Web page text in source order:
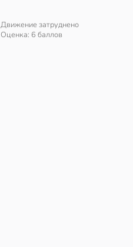
Движение затруднено
Оценка: 6 баллов